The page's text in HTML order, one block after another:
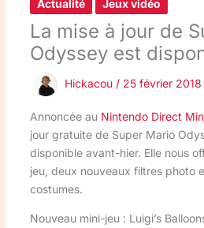
Actualité Jeux vidéo
La mise à jour de
Odyssey est
Hickacou / 25 février 2018
Annoncée au Nintendo Direct
jour gratuite de Super Mario
disponible avant-hier. Elle nous
jeu, deux nouveaux filtres photo
costumes.
Nouveau mini-jeu : Luigi’s